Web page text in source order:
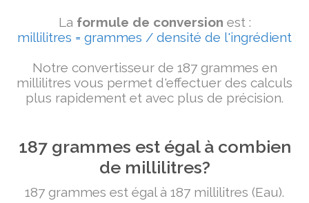
La formule de conversion est :
millilitres = grammes / densité de l'ingrédient
Notre convertisseur de 187 grammes en
millilitres vous permet d'effectuer des calculs
plus rapidement et avec plus de précision.
187 grammes est égal à combien
de millilitres?
187 grammes est égal à 187 millilitres (Eau).